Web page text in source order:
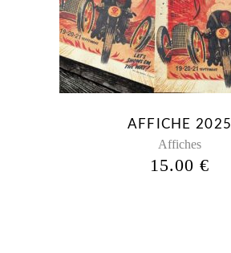
AFFICHE 2025
Affiches
15.00€